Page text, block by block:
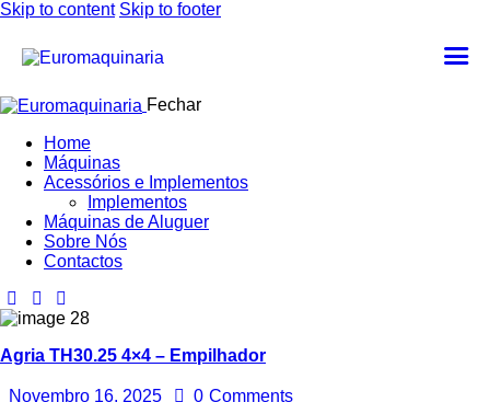
Skip to content Skip to footer
Fechar
Home
Máquinas
Acessórios e Implementos
Implementos
Máquinas de Aluguer
Sobre Nós
Contactos
Agria TH30.25 4×4 – Empilhador
Novembro 16, 2025 0 Comments